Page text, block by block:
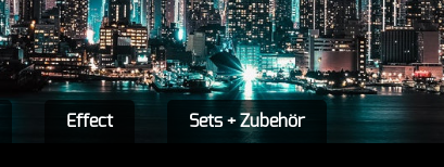
Effect Sets + Zubehör